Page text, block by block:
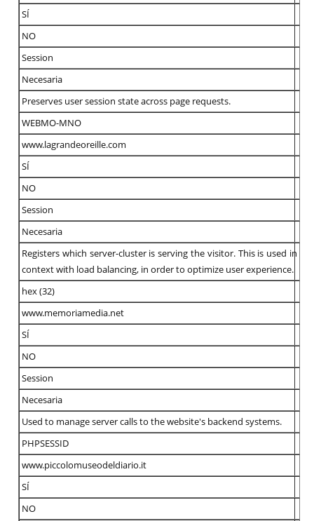
SÍ
NO
Session
Necesaria
Preserves user session state across page requests.
WEBMO-MNO
www.lagrandeoreille.com
SÍ
NO
Session
Necesaria
Registers which server-cluster is serving the visitor. This is used in
context with load balancing, in order to optimize user experience.
hex (32)
www.memoriamedia.net
SÍ
NO
Session
Necesaria
Used to manage server calls to the website's backend systems.
PHPSESSID
www.piccolomuseodeldiario.it
SÍ
NO